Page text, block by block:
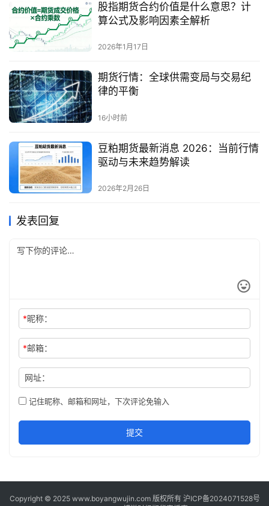
股指期货合约价值是什么意思？计
算公式及影响因素全解析
2026年1月17日
期货行情：全球供需变局与交易纪
律的平衡
16小时前
豆粕期货最新消息 2026：当前行情
驱动与未来趋势解读
2026年2月26日
发表回复
*昵称：
*邮箱：
网址：
记住昵称、邮箱和网址，下次评论免输入
提交
Copyright © 2025 www.boyangwujin.com 版权所有 沪ICP备2024071528号